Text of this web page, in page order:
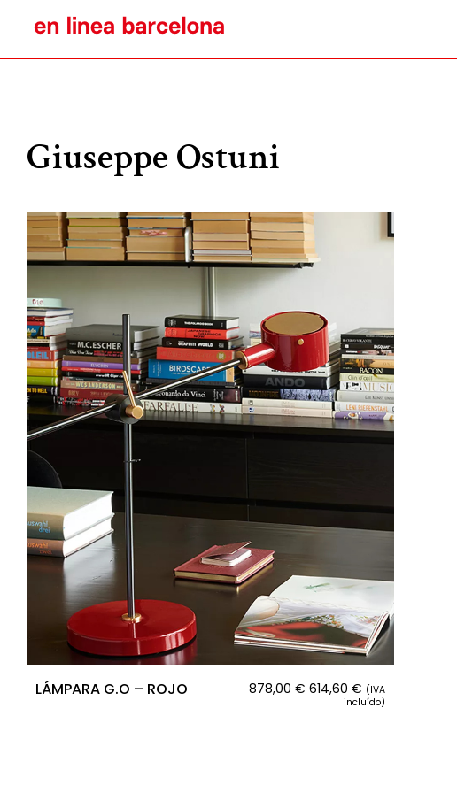
Giuseppe Ostuni
LÁMPARA G.O – ROJO 878,00€ 614,60 € (IVA
incluído)